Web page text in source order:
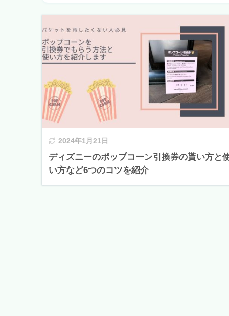
2024年1月21日
ディズニーのポップコーン引換券の貰い方と
い方など6つのコツを紹介